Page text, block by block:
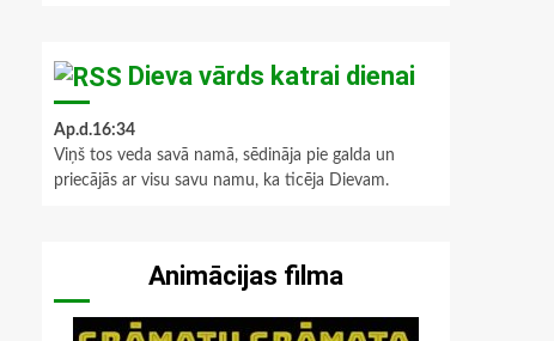
Dieva vārds katrai dienai
Ap.d.16:34
Viņš tos veda savā namā, sēdināja pie galda un
priecājās ar visu savu namu, ka ticēja Dievam.
Animācijas filma